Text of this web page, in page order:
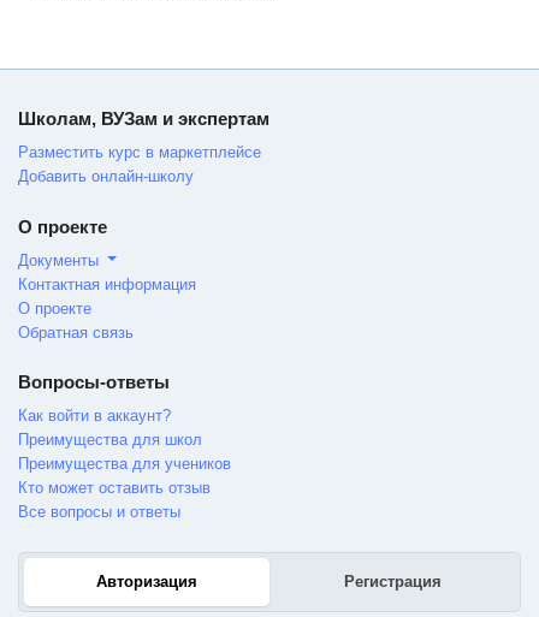
Школам, ВУЗам и экспертам
Разместить курс в маркетплейсе
Добавить онлайн-школу
О проекте
Документы
Контактная информация
О проекте
Обратная связь
Вопросы-ответы
Как войти в аккаунт?
Преимущества для школ
Преимущества для учеников
Кто может оставить отзыв
Все вопросы и ответы
Авторизация Регистрация